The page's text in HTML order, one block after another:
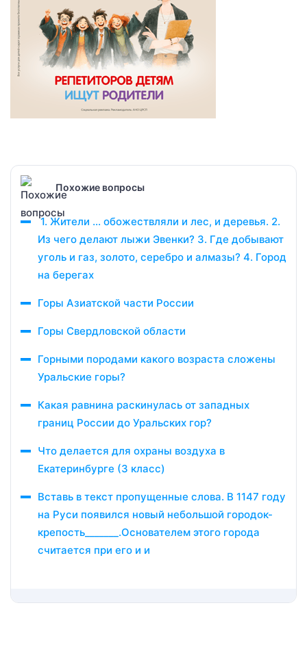
Похожие вопросы
1. Жители … обожествляли и лес, и деревья. 2.
Из чего делают лыжи Эвенки? 3. Где добывают
уголь и газ, золото, серебро и алмазы? 4. Город
на берегах
Горы Азиатской части России
Горы Свердловской области
Горными породами какого возраста сложены
Уральские горы?
Какая равнина раскинулась от западных
границ России до Уральских гор?
Что делается для охраны воздуха в
Екатеринбурге (3 класс)
Вставь в текст пропущенные слова. В 1147 году
на Руси появился новый небольшой городок-
крепость_______.Основателем этого города
считается при его и и